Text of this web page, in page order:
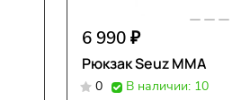
6 990 ₽
Рюкзак Seuz MMA
0 В наличии: 10